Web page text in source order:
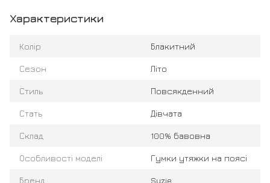
Характеристики
Колір Блакитний
Сезон Літо
Стиль Повсякденний
Стать Дівчата
Склад 100% бавовна
Особливості моделі Гумки утяжки на поясі
Бренд Suzie